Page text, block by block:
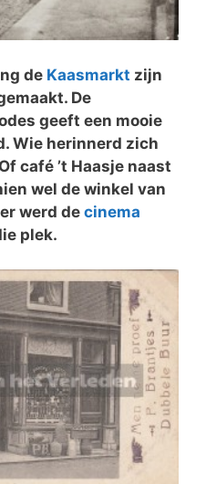
de Kaasmarkt zijn
De
geeft een mooie
Wie herinnerd zich
café ’t Haasje naast
wel de winkel van
werd de cinema
plek.